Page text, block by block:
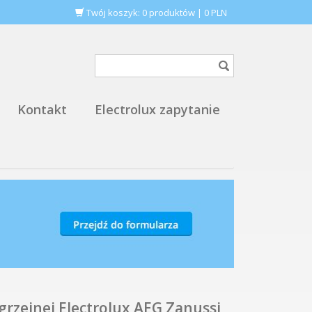
Twój koszyk: 0 produktów | 0 PLN
Kontakt Electrolux zapytanie
Electrolux AEG Zanussi